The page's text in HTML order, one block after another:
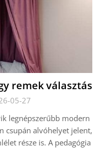
remek választás
05-27
legnépszerűbb modern
csupán alvóhelyet jelent,
része is. A pedagógia